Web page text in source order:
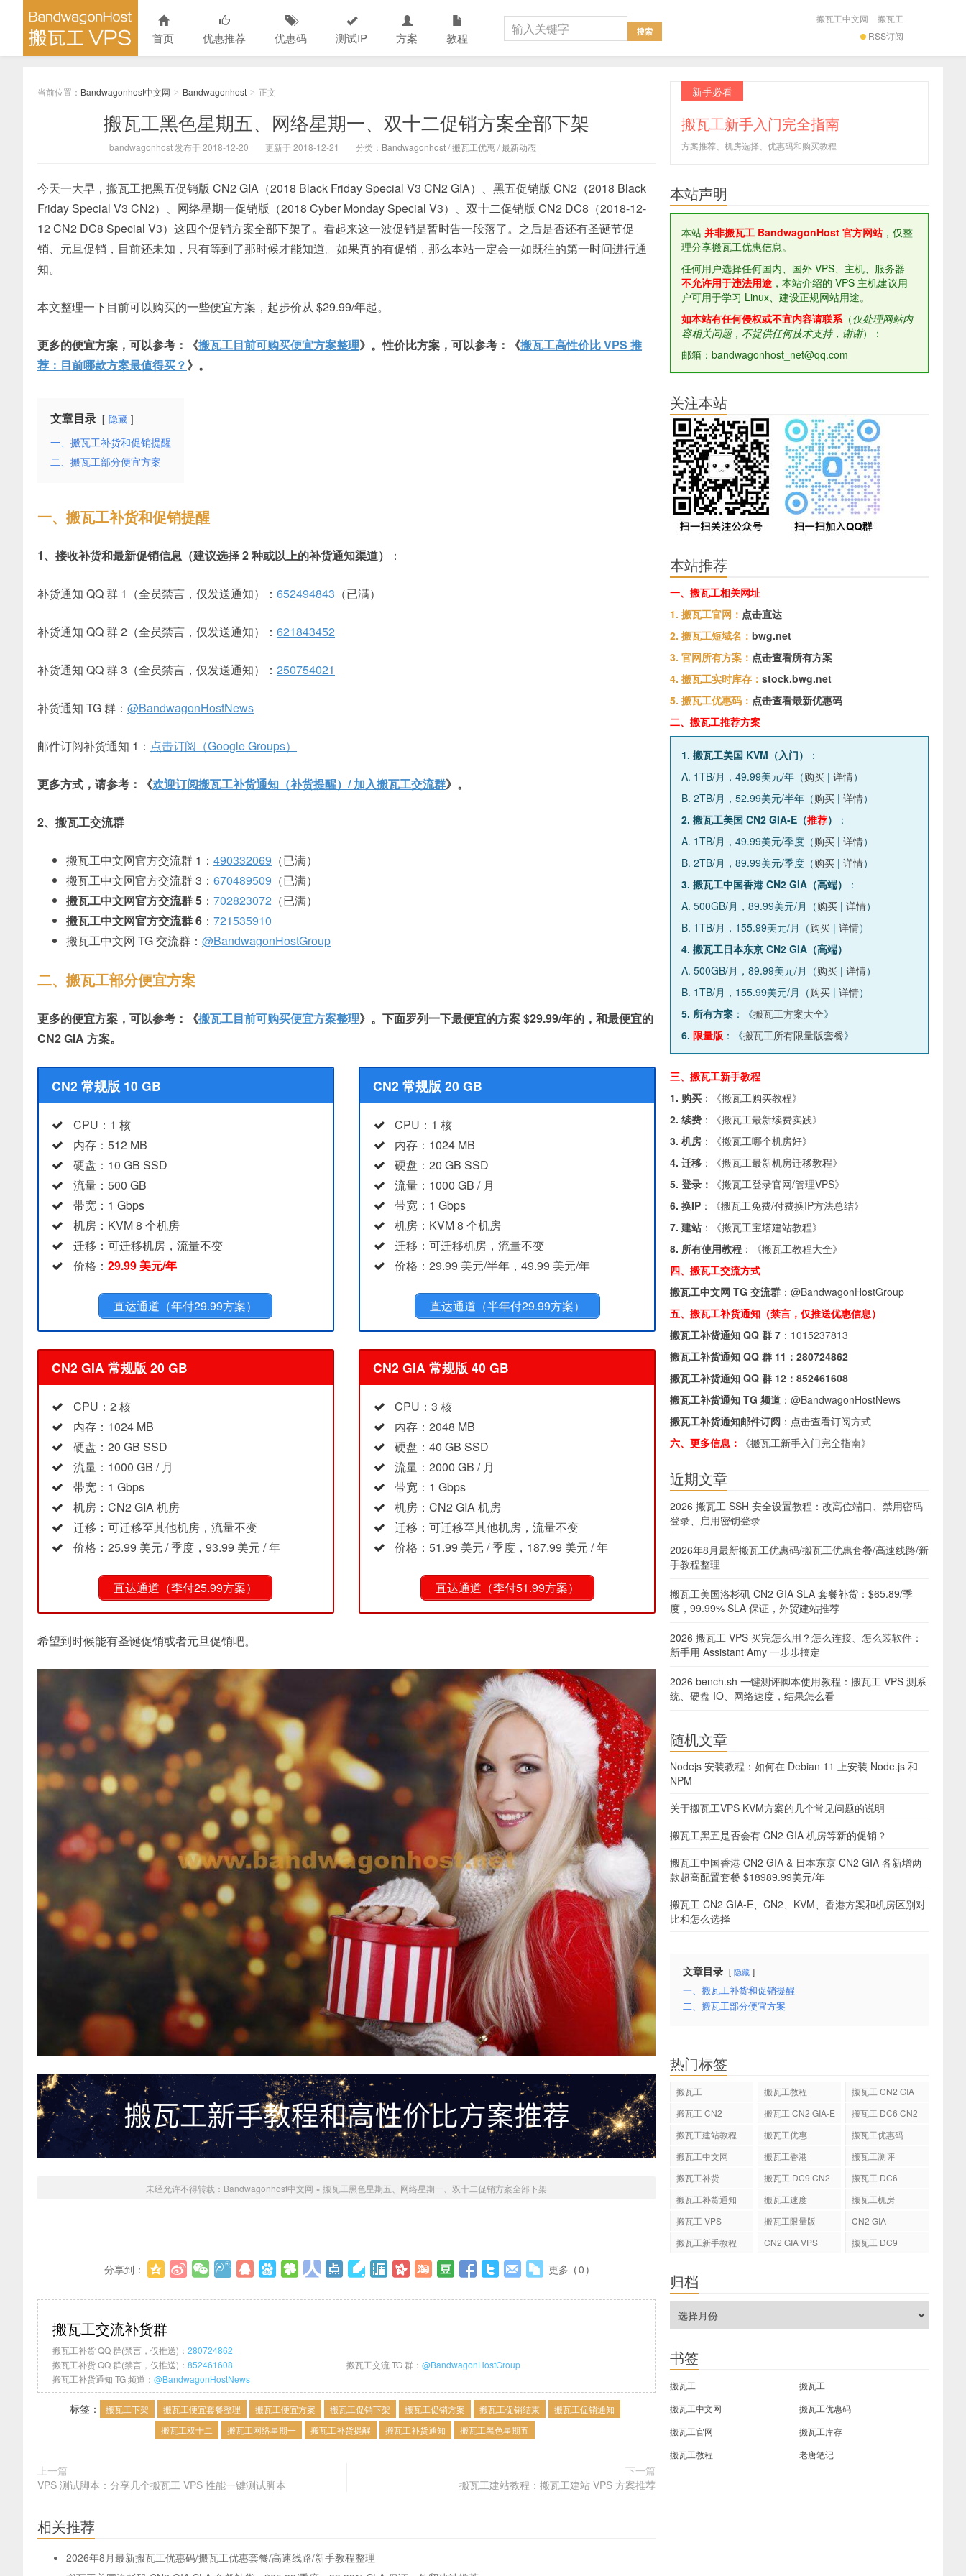
首页 优惠推荐 优惠码 测试IP 方案 教程 RSS订阅
搬瓦工中文网 | 搬瓦工
当前位置： Bandwagonhost中文网 > Bandwagonhost > 正文
搬瓦工黑色星期五、网络星期一、双十二促销方案全部下架
bandwagonhost 发布于 2018-12-20 更新于 2018-12-21 分类： Bandwagonhost/搬瓦工优惠/最新动态
今天一大早，搬瓦工把黑五促销版 CN2 GIA（2018 Black Friday Special V3 CN2 GIA）、黑五促销版 CN2（2018 Black
Friday Special V3 CN2）、网络星期一促销版（2018 Cyber Monday Special V3）、双十二促销版 CN2 DC8（2018-12-
12 CN2 DC8 Special V3）这四个促销方案全部下架了。看起来这一波促销是暂时告一段落了。之后是否还有圣诞节促
销、元旦促销，目前还未知，只有等到了那时候才能知道。如果真的有促销，那么本站一定会一如既往的第一时间进行通
知。
本文整理一下目前可以购买的一些便宜方案，起步价从 $29.99/年起。
更多的便宜方案，可以参考：《搬瓦工目前可购买便宜方案整理》。性价比方案，可以参考：《搬瓦工高性价比 VPS 推
荐：目前哪款方案最值得买？》。
文章目录 隐藏
一、搬瓦工补货和促销提醒
二、搬瓦工部分便宜方案
一、搬瓦工补货和促销提醒
1、接收补货和最新促销信息 （建议选择 2 种或以上的补货通知渠道） ：
补货通知 QQ 群 1（全员禁言，仅发送通知）： 652494843 （已满）
补货通知 QQ 群 2（全员禁言，仅发送通知）： 621843452
补货通知 QQ 群 3（全员禁言，仅发送通知）： 250754021
补货通知 TG 群： @BandwagonHostNews
邮件订阅补货通知 1： 点击订阅（Google Groups）
更多方式，请参考：《欢迎订阅搬瓦工补货通知（补货提醒）/ 加入搬瓦工交流群》。
2、搬瓦工交流群
搬瓦工中文网官方交流群 1： 490332069 （已满）
搬瓦工中文网官方交流群 3： 670489509 （已满）
搬瓦工中文网官方交流群 5 ： 702823072 （已满）
搬瓦工中文网官方交流群 6 ： 721535910
搬瓦工中文网 TG 交流群： @BandwagonHostGroup
二、搬瓦工部分便宜方案
更多的便宜方案，可以参考：《搬瓦工目前可购买便宜方案整理》。下面罗列一下最便宜的方案 $29.99/年的，和最便宜的
CN2 GIA 方案。
CN2 常规版 10 GB
CPU：1 核
内存：512 MB
硬盘：10 GB SSD
流量：500 GB
带宽：1 Gbps
机房：KVM 8 个机房
迁移：可迁移机房，流量不变
价格： 29.99 美元/年
直达通道（年付29.99方案）
CN2 常规版 20 GB
CPU：1 核
内存：1024 MB
硬盘：20 GB SSD
流量：1000 GB / 月
带宽：1 Gbps
机房：KVM 8 个机房
迁移：可迁移机房，流量不变
价格：29.99 美元/半年，49.99 美元/年
直达通道（半年付29.99方案）
CN2 GIA 常规版 20 GB
CPU：2 核
内存：1024 MB
硬盘：20 GB SSD
流量：1000 GB / 月
带宽：1 Gbps
机房：CN2 GIA 机房
迁移：可迁移至其他机房，流量不变
价格：25.99 美元 / 季度，93.99 美元 / 年
直达通道（季付25.99方案）
CN2 GIA 常规版 40 GB
CPU：3 核
内存：2048 MB
硬盘：40 GB SSD
流量：2000 GB / 月
带宽：1 Gbps
机房：CN2 GIA 机房
迁移：可迁移至其他机房，流量不变
价格：51.99 美元 / 季度，187.99 美元 / 年
直达通道（季付51.99方案）
希望到时候能有圣诞促销或者元旦促销吧。
未经允许不得转载： Bandwagonhost中文网 » 搬瓦工黑色星期五、网络星期一、双十二促销方案全部下架
分享到： 更多 (0)
搬瓦工交流补货群
搬瓦工补货 QQ 群(禁言，仅推送)： 280724862
搬瓦工补货 QQ 群(禁言，仅推送)： 852461608 搬瓦工交流 TG 群： @BandwagonHostGroup
搬瓦工补货通知 TG 频道： @BandwagonHostNews
标签： 搬瓦工下架 搬瓦工便宜套餐整理 搬瓦工便宜方案 搬瓦工促销下架 搬瓦工促销方案 搬瓦工促销结束
搬瓦工促销通知
搬瓦工双十二
搬瓦工网络星期一 搬瓦工补货提醒 搬瓦工补货通知 搬瓦工黑色星期五
上一篇
VPS 测试脚本：分享几个搬瓦工 VPS 性能一键测试脚本
下一篇
搬瓦工建站教程：搬瓦工建站 VPS 方案推荐
相关推荐
2026年8月最新搬瓦工优惠码/搬瓦工优惠套餐/高速线路/新手教程整理
新手必看
搬瓦工新手入门完全指南
方案推荐、机房选择、优惠码和购买教程
本站声明
本站 并非搬瓦工 BandwagonHost 官方网站，仅整
理分享搬瓦工优惠信息。
任何用户选择任何国内、国外 VPS、主机、服务器
不允许用于违法用途 ，本站介绍的 VPS 主机建议用
户可用于学习 Linux、建设正规网站用途。
如本站有任何侵权或不宜内容请联系（仅处理网站内
容相关问题，不提供任何技术支持，谢谢）：
邮箱：bandwagonhost_net@qq.com
关注本站
本站推荐
一、搬瓦工相关网址
1. 搬瓦工官网： 点击直达
2. 搬瓦工短域名： bwg.net
3. 官网所有方案： 点击查看所有方案
4. 搬瓦工实时库存： stock.bwg.net
5. 搬瓦工优惠码： 点击查看最新优惠码
二、搬瓦工推荐方案
1. 搬瓦工美国 KVM（入门）
：
A. 1TB/月，49.99美元/年（购买 | 详情）
B. 2TB/月，52.99美元/半年（购买 | 详情）
2. 搬瓦工美国 CN2 GIA-E（推荐）
：
A. 1TB/月，49.99美元/季度（购买 | 详情）
B. 2TB/月，89.99美元/季度（购买 | 详情）
3. 搬瓦工中国香港 CN2 GIA（高端）
：
A. 500GB/月，89.99美元/月（购买 | 详情）
B. 1TB/月，155.99美元/月（购买 | 详情）
4. 搬瓦工日本东京 CN2 GIA（高端）
A. 500GB/月，89.99美元/月（购买 | 详情）
B. 1TB/月，155.99美元/月（购买 | 详情）
5. 所有方案 ：《搬瓦工方案大全》
6. 限量版 ：《搬瓦工所有限量版套餐》
三、搬瓦工新手教程
1. 购买 ：《搬瓦工购买教程》
2. 续费 ：《搬瓦工最新续费实践》
3. 机房 ：《搬瓦工哪个机房好》
4. 迁移 ：《搬瓦工最新机房迁移教程》
5. 登录：
《搬瓦工登录官网/管理VPS》
6. 换IP ：《搬瓦工免费/付费换IP方法总结》
7. 建站 ：《搬瓦工宝塔建站教程》
8. 所有使用教程 ：《搬瓦工教程大全》
四、搬瓦工交流方式
搬瓦工中文网 TG 交流群 ： @BandwagonHostGroup
五、搬瓦工补货通知（禁言，仅推送优惠信息）
搬瓦工补货通知 QQ 群 7 ： 1015237813
搬瓦工补货通知 QQ 群 11： 280724862
搬瓦工补货通知 QQ 群 12： 852461608
搬瓦工补货通知 TG 频道 ： @BandwagonHostNews
搬瓦工补货通知邮件订阅 ： 点击查看订阅方式
六、更多信息：
《搬瓦工新手入门完全指南》
近期文章
2026 搬瓦工 SSH 安全设置教程：改高位端口、禁用密码
登录、启用密钥登录
2026年8月最新搬瓦工优惠码/搬瓦工优惠套餐/高速线路/新
手教程整理
搬瓦工美国洛杉矶 CN2 GIA SLA 套餐补货：$65.89/季
度，99.99% SLA 保证，外贸建站推荐
2026 搬瓦工 VPS 买完怎么用？怎么连接、怎么装软件：
新手用 Assistant Amy 一步步搞定
2026 bench.sh 一键测评脚本使用教程：搬瓦工 VPS 测系
统、硬盘 IO、网络速度，结果怎么看
随机文章
Nodejs 安装教程：如何在 Debian 11 上安装 Node.js 和
NPM
关于搬瓦工VPS KVM方案的几个常见问题的说明
搬瓦工黑五是否会有 CN2 GIA 机房等新的促销？
搬瓦工中国香港 CN2 GIA & 日本东京 CN2 GIA 各新增两
款超高配置套餐 $18989.99美元/年
搬瓦工 CN2 GIA-E、CN2、KVM、香港方案和机房区别对
比和怎么选择
文章目录 隐藏
一、搬瓦工补货和促销提醒
二、搬瓦工部分便宜方案
热门标签
搬瓦工 搬瓦工教程
搬瓦工 CN2 GIA
搬瓦工 CN2
搬瓦工 CN2 GIA-E
搬瓦工 DC6 CN2
搬瓦工建站教程 搬瓦工优惠
搬瓦工优惠码
搬瓦工中文网
搬瓦工香港
搬瓦工测评
搬瓦工补货
搬瓦工 DC9 CN2
搬瓦工 DC6
搬瓦工补货通知
搬瓦工速度
搬瓦工机房
搬瓦工 VPS
搬瓦工限量版
CN2 GIA
搬瓦工新手教程
CN2 GIA VPS 搬瓦工 DC9
归档
书签
搬瓦工
搬瓦工
搬瓦工中文网
搬瓦工优惠码
搬瓦工官网
搬瓦工库存
搬瓦工教程
老唐笔记